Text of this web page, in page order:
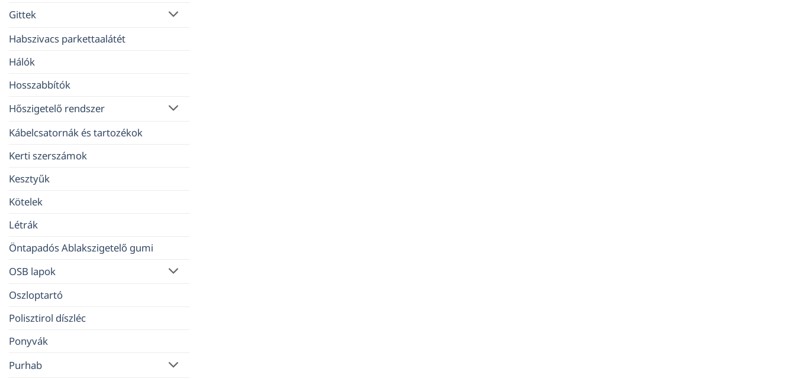
Gittek
Habszivacs parkettaalátét
Hálók
Hosszabbítók
Hőszigetelő rendszer
Kábelcsatornák és tartozékok
Kerti szerszámok
Kesztyűk
Kötelek
Létrák
Öntapadós Ablakszigetelő gumi
OSB lapok
Oszloptartó
Polisztirol díszléc
Ponyvák
Purhab